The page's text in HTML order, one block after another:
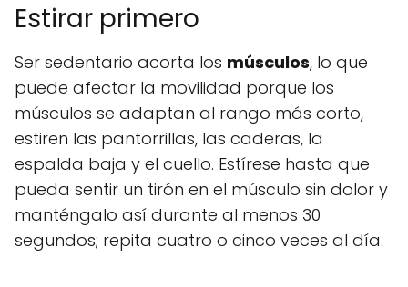
Estirar primero
Ser sedentario acorta los músculos, lo que
puede afectar la movilidad porque los
músculos se adaptan al rango más corto,
estiren las pantorrillas, las caderas, la
espalda baja y el cuello. Estírese hasta que
pueda sentir un tirón en el músculo sin dolor y
manténgalo así durante al menos 30
segundos; repita cuatro o cinco veces al día.